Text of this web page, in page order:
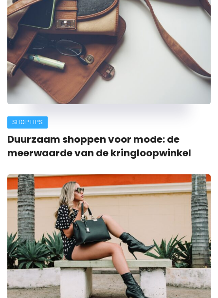
SHOPTIPS
Duurzaam shoppen voor mode: de
meerwaarde van de kringloopwinkel